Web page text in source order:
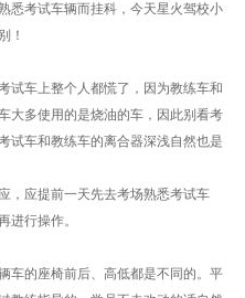
悉考试车辆而挂科，今天星火驾校小
！
试车上整个人都慌了，因为教练车和
大多使用的是烧油的车，因此别看考
试车和教练车的离合器深浅自然也是
，应提前一天先去考场熟悉考试车
进行操作。
车的座椅前后、高低都是不同的。平